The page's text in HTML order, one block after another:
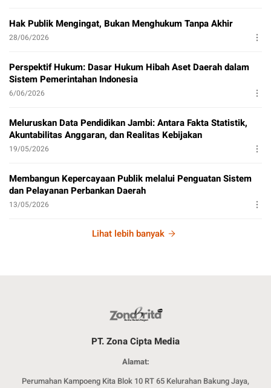
Hak Publik Mengingat, Bukan Menghukum Tanpa Akhir
28/06/2026
Perspektif Hukum: Dasar Hukum Hibah Aset Daerah dalam
Sistem Pemerintahan Indonesia
6/06/2026
Meluruskan Data Pendidikan Jambi: Antara Fakta Statistik,
Akuntabilitas Anggaran, dan Realitas Kebijakan
19/05/2026
Membangun Kepercayaan Publik melalui Penguatan Sistem
dan Pelayanan Perbankan Daerah
13/05/2026
Lihat lebih banyak
PT. Zona Cipta Media
Alamat:
Perumahan Kampoeng Kita Blok 10 RT 65 Kelurahan Bakung Jaya,